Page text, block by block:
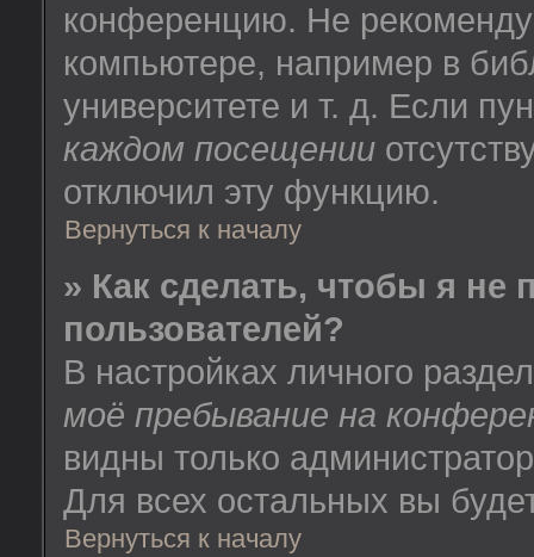
конференцию. Не
компьютере, например в
университете и т. д. Если
каждом посещении
отключил эту функцию.
Вернуться к началу
» Как сделать, чтобы я не
пользователей?
В настройках личного
моё пребывание на
видны только
Для всех остальных вы
Вернуться к началу